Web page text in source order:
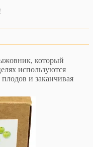
который
используются
и заканчивая